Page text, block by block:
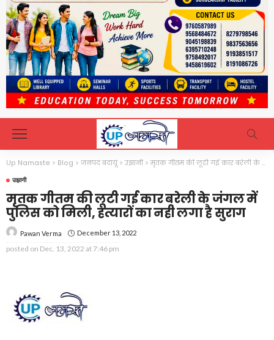
Up Namaste > Blog > जनपद बदायूं>उझानी >मृतक गीतम की लूटी गई कार बरेली के जंगल में पुलिस को मिली, हत्यारों का नही लगा है सुराग
उझानी
मृतक गीतम की लूटी गई कार बरेली के जंगल में
पुलिस को मिली, हत्यारों का नही लगा है सुराग
Pawan Verma December 13, 2022
posted on Dec. 13, 2022 at 7:46 pm